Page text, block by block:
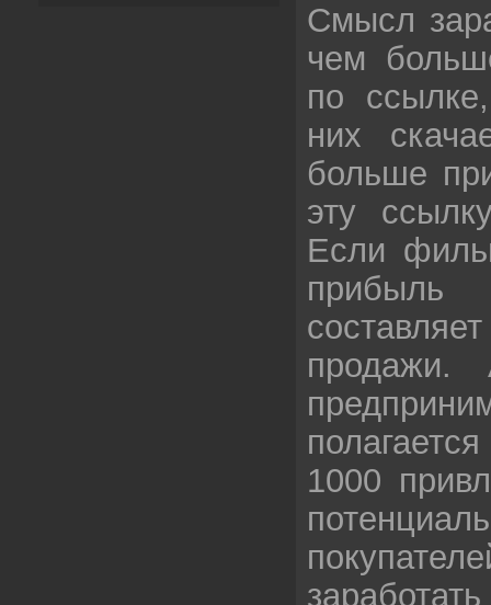
Смысл
чем
по
них
больше
эту
Если
прибыль
продажи.
1000